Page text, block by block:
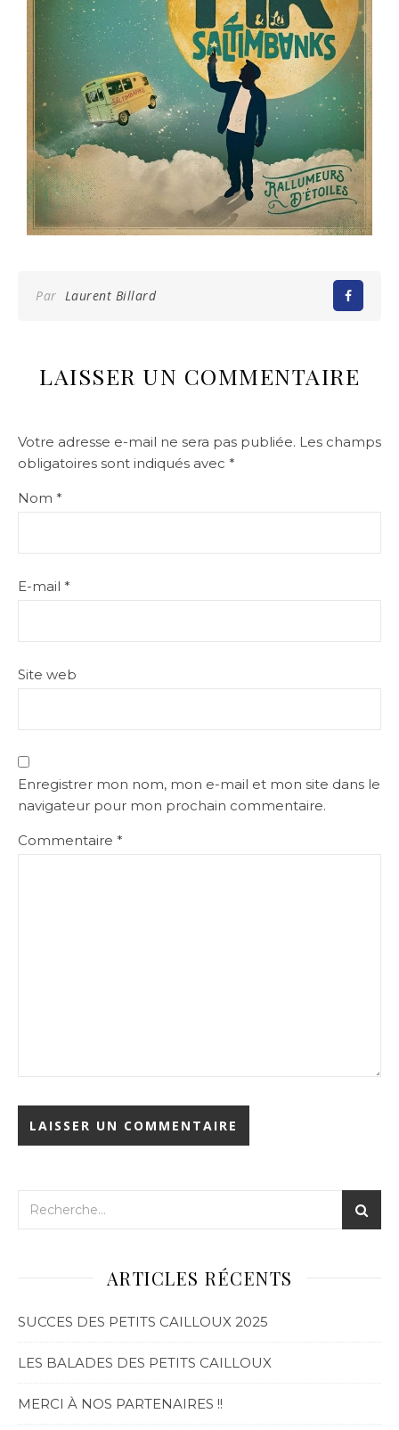
Par Laurent Billard
LAISSER UN COMMENTAIRE
Votre adresse e-mail ne sera pas publiée. Les champs
obligatoires sont indiqués avec *
Nom *
E-mail *
Site web
Enregistrer mon nom, mon e-mail et mon site dans le
navigateur pour mon prochain commentaire.
Commentaire *
ARTICLES RÉCENTS
SUCCES DES PETITS CAILLOUX 2025
LES BALADES DES PETITS CAILLOUX
MERCI À NOS PARTENAIRES !!